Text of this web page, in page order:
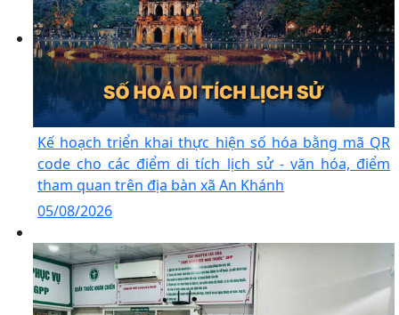
Kế hoạch triển khai thực hiện số hóa bằng mã QR
code cho các điểm di tích lịch sử - văn hóa, điểm
tham quan trên địa bàn xã An Khánh
05/08/2026